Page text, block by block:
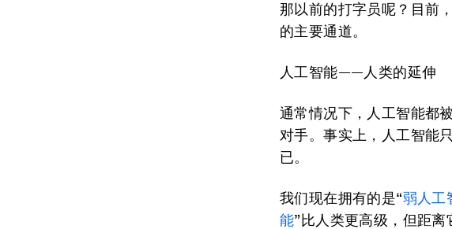
那以前的打字员呢？目前
的主要通道。
人工智能——人类的延伸
通常情况下，人工智能都
对手。事实上，人工智能
已。
我们现在拥有的是“弱人工
能”比人类更高级，但距离